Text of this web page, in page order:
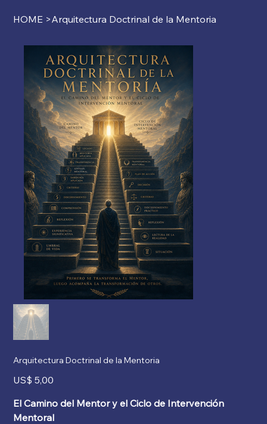
HOME >Arquitectura Doctrinal de la Mentoria
Arquitectura Doctrinal de la Mentoria
Precio
US$ 5,00
El Camino del Mentor y el Ciclo de Intervención
Mentoral